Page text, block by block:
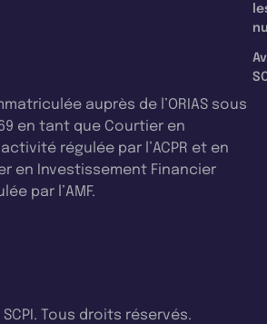
auprès de l’ORIAS sous
en tant que Courtier en
régulée par l’ACPR et en
en Investissement Financier
par l’AMF.
Tous droits réservés.